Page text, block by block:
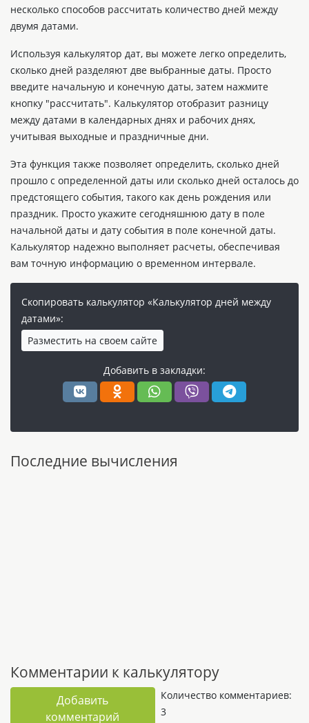
несколько способов рассчитать количество дней между
двумя датами.
Используя калькулятор дат, вы можете легко определить,
сколько дней разделяют две выбранные даты. Просто
введите начальную и конечную даты, затем нажмите
кнопку "рассчитать". Калькулятор отобразит разницу
между датами в календарных днях и рабочих днях,
учитывая выходные и праздничные дни.
Эта функция также позволяет определить, сколько дней
прошло с определенной даты или сколько дней осталось до
предстоящего события, такого как день рождения или
праздник. Просто укажите сегодняшнюю дату в поле
начальной даты и дату события в поле конечной даты.
Калькулятор надежно выполняет расчеты, обеспечивая
вам точную информацию о временном интервале.
Скопировать калькулятор «Калькулятор дней между
датами»:
Разместить на своем сайте
Добавить в закладки:
Последние вычисления
Комментарии к калькулятору
Добавить
комментарий
Количество комментариев:
3